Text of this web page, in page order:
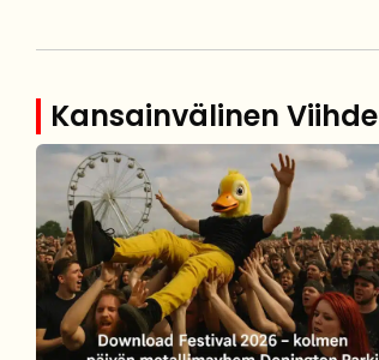
Kansainvälinen Viihde